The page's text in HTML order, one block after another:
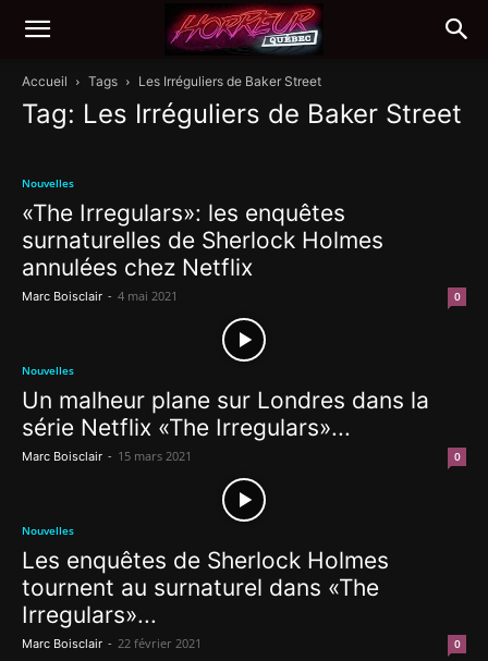
Accueil Tags Les Irréguliers de Baker Street
Tag: Les Irréguliers de Baker Street
Nouvelles
«The Irregulars»: les enquêtes
surnaturelles de Sherlock Holmes
annulées chez Netflix
Marc Boisclair - 4 mai 2021 0
Nouvelles
Un malheur plane sur Londres dans la
série Netflix «The Irregulars»...
Marc Boisclair - 15 mars 2021 0
Nouvelles
Les enquêtes de Sherlock Holmes
tournent au surnaturel dans «The
Irregulars»...
Marc Boisclair - 22 février 2021 0